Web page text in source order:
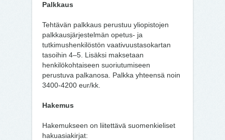
Palkkaus
Tehtävän palkkaus perustuu yliopistojen
palkkausjärjestelmän opetus- ja
tutkimushenkilöstön vaativuustasokartan
tasoihin 4–5. Lisäksi maksetaan
henkilökohtaiseen suoriutumiseen
perustuva palkanosa. Palkka yhteensä noin
3400-4200 eur/kk.
Hakemus
Hakemukseen on liitettävä suomenkieliset
hakuasiakirjat: